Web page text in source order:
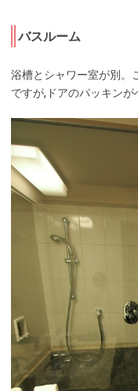
バスルーム
浴槽とシャワー室が別。
ですが,ドアのパッキンが